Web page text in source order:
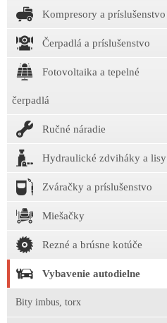
Kompresory a príslušenstvo
Čerpadlá a príslušenstvo
Fotovoltaika a tepelné
čerpadlá
Ručné náradie
Hydraulické zdviháky a lisy
Zváračky a príslušenstvo
Miešačky
Rezné a brúsne kotúče
Vybavenie autodielne
Bity imbus, torx